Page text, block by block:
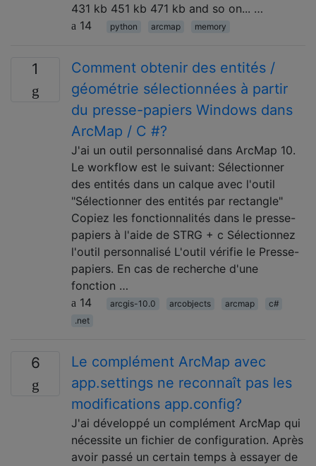
431 kb 451 kb 471 kb and so on... …
14
python arcmap memory
1
Comment obtenir des entités /
géométrie sélectionnées à partir
du presse-papiers Windows dans
ArcMap / C #?
J'ai un outil personnalisé dans ArcMap 10.
Le workflow est le suivant: Sélectionner
des entités dans un calque avec l'outil
"Sélectionner des entités par rectangle"
Copiez les fonctionnalités dans le presse-
papiers à l'aide de STRG + c Sélectionnez
l'outil personnalisé L'outil vérifie le Presse-
papiers. En cas de recherche d'une
fonction …
14
arcgis-10.0 arcobjects arcmap
c#
.net
6
Le complément ArcMap avec
app.settings ne reconnaît pas les
modifications app.config?
J'ai développé un complément ArcMap qui
nécessite un fichier de configuration. Après
avoir passé un certain temps à essayer de